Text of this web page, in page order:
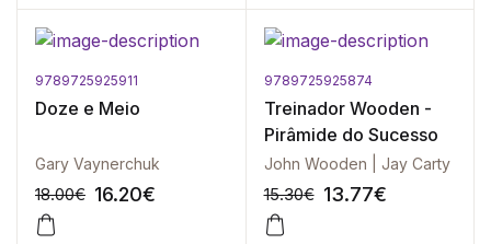
9789725925911
Doze e Meio
Gary Vaynerchuk
18.00€ 16.20€
9789725925874
Treinador Wooden -
Pirâmide do Sucesso
John Wooden | Jay Carty
15.30€ 13.77€